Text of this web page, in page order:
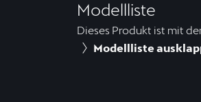
Modellliste
Dieses Produkt ist mit
Modellliste